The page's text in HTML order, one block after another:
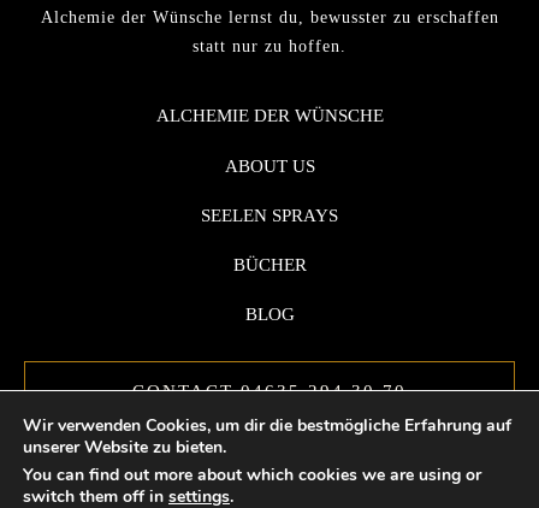
Alchemie der Wünsche lernst du, bewusster zu erschaffen
statt nur zu hoffen.
ALCHEMIE DER WÜNSCHE
ABOUT US
SEELEN SPRAYS
BÜCHER
BLOG
CONTACT 04635 294 30 70
Wir verwenden Cookies, um dir die bestmögliche Erfahrung auf
unserer Website zu bieten.
You can find out more about which cookies we are using or
switch them off in settings.